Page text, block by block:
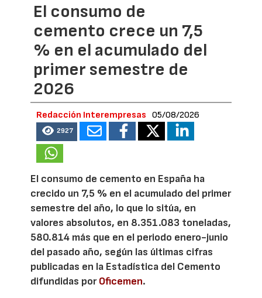
El consumo de
cemento crece un 7,5
% en el acumulado del
primer semestre de
2026
Redacción Interempresas 05/08/2026
2927
El consumo de cemento en España ha
crecido un 7,5 % en el acumulado del primer
semestre del año, lo que lo sitúa, en
valores absolutos, en 8.351.083 toneladas,
580.814 más que en el periodo enero-junio
del pasado año, según las últimas cifras
publicadas en la Estadística del Cemento
difundidas porOficemen.